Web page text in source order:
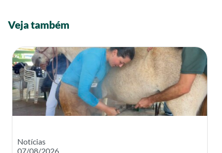
Veja também
Notícias
07/08/2026